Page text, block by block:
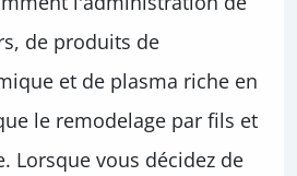
de produits de
et de plasma riche en
le remodelage par fils et
Lorsque vous décidez de